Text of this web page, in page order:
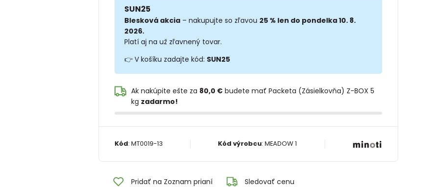
SUN25
Blesková akcia– nakupujte so zľavou 25 % len do pondelka 10. 8.
2026.
Platí aj na už zľavnený tovar.
👉 V košíku zadajte kód: SUN25
Ak nakúpite ešte za 80,0 €budete mať Packeta (Zásielkovňa) Z-BOX 5
kg zadarmo!
Kód: MT0019-13 Kód výrobcu:MEADOW 1
Pridať na Zoznam prianí Sledovať cenu